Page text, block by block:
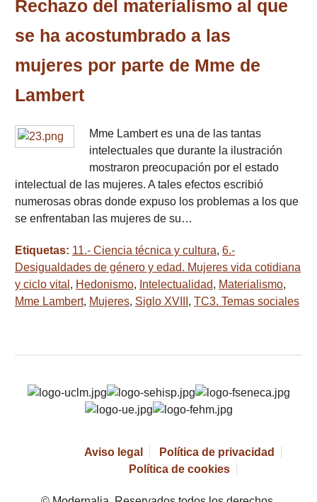
Rechazo del materialismo al que
se ha acostumbrado a las
mujeres por parte de Mme de
Lambert
Mme Lambert es una de las tantas
intelectuales que durante la ilustración
mostraron preocupación por el estado
intelectual de las mujeres. A tales efectos escribió
numerosas obras donde expuso los problemas a los que
se enfrentaban las mujeres de su…
Etiquetas: 11.- Ciencia técnica y cultura, 6.-
Desigualdades de género y edad. Mujeres vida cotidiana
y ciclo vital , Hedonismo, Intelectualidad, Materialismo,
Mme Lambert, Mujeres, Siglo XVIII , TC3. Temas sociales
Aviso legal
Política de privacidad
Política de cookies